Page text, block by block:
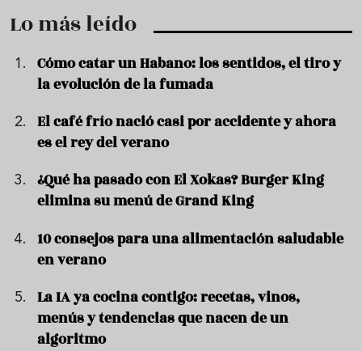
Lo más leído
Cómo catar un Habano: los sentidos, el tiro y
la evolución de la fumada
El café frío nació casi por accidente y ahora
es el rey del verano
¿Qué ha pasado con El Xokas? Burger King
elimina su menú de Grand King
10 consejos para una alimentación saludable
en verano
La IA ya cocina contigo: recetas, vinos,
menús y tendencias que nacen de un
algoritmo